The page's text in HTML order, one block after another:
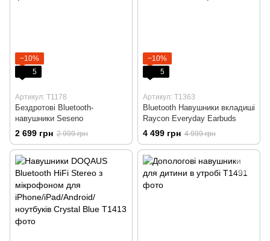
−10%
5
Артикул: T1178
Бездротові Bluetooth-
навушники Seseno
2 699 грн 2 999 грн
−10%
5
Артикул: T1363
Bluetooth Навушники вкладиші
Raycon ‎Everyday Earbuds
4 499 грн 4 999 грн